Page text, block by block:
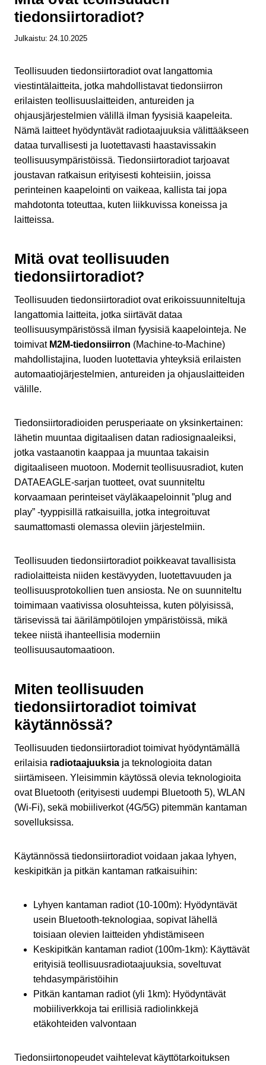
tiedonsiirtoradiot?
Julkaistu: 24.10.2025
Teollisuuden tiedonsiirtoradiot ovat langattomia
viestintälaitteita, jotka mahdollistavat tiedonsiirron
erilaisten teollisuuslaitteiden, antureiden ja
ohjausjärjestelmien välillä ilman fyysisiä kaapeleita.
Nämä laitteet hyödyntävät radiotaajuuksia välittääkseen
dataa turvallisesti ja luotettavasti haastavissakin
teollisuusympäristöissä. Tiedonsiirtoradiot tarjoavat
joustavan ratkaisun erityisesti kohteisiin, joissa
perinteinen kaapelointi on vaikeaa, kallista tai jopa
mahdotonta toteuttaa, kuten liikkuvissa koneissa ja
laitteissa.
Mitä ovat teollisuuden
tiedonsiirtoradiot?
Teollisuuden tiedonsiirtoradiot ovat erikoissuunniteltuja
langattomia laitteita, jotka siirtävät dataa
teollisuusympäristössä ilman fyysisiä kaapelointeja. Ne
toimivat M2M-tiedonsiirron (Machine-to-Machine)
mahdollistajina, luoden luotettavia yhteyksiä erilaisten
automaatiojärjestelmien, antureiden ja ohjauslaitteiden
välille.
Tiedonsiirtoradioiden perusperiaate on yksinkertainen:
lähetin muuntaa digitaalisen datan radiosignaaleiksi,
jotka vastaanotin kaappaa ja muuntaa takaisin
digitaaliseen muotoon. Modernit teollisuusradiot, kuten
DATAEAGLE-sarjan tuotteet, ovat suunniteltu
korvaamaan perinteiset väyläkaapeloinnit ”plug and
play” -tyyppisillä ratkaisuilla, jotka integroituvat
saumattomasti olemassa oleviin järjestelmiin.
Teollisuuden tiedonsiirtoradiot poikkeavat tavallisista
radiolaitteista niiden kestävyyden, luotettavuuden ja
teollisuusprotokollien tuen ansiosta. Ne on suunniteltu
toimimaan vaativissa olosuhteissa, kuten pölyisissä,
tärisevissä tai äärilämpötilojen ympäristöissä, mikä
tekee niistä ihanteellisia moderniin
teollisuusautomaatioon.
Miten teollisuuden
tiedonsiirtoradiot toimivat
käytännössä?
Teollisuuden tiedonsiirtoradiot toimivat hyödyntämällä
erilaisia radiotaajuuksia ja teknologioita datan
siirtämiseen. Yleisimmin käytössä olevia teknologioita
ovat Bluetooth (erityisesti uudempi Bluetooth 5), WLAN
(Wi-Fi), sekä mobiiliverkot (4G/5G) pitemmän kantaman
sovelluksissa.
Käytännössä tiedonsiirtoradiot voidaan jakaa lyhyen,
keskipitkän ja pitkän kantaman ratkaisuihin:
Lyhyen kantaman radiot (10-100m): Hyödyntävät
usein Bluetooth-teknologiaa, sopivat lähellä
toisiaan olevien laitteiden yhdistämiseen
Keskipitkän kantaman radiot (100m-1km): Käyttävät
erityisiä teollisuusradiotaajuuksia, soveltuvat
tehdasympäristöihin
Pitkän kantaman radiot (yli 1km): Hyödyntävät
mobiiliverkkoja tai erillisiä radiolinkkejä
etäkohteiden valvontaan
Tiedonsiirtonopeudet vaihtelevat käyttötarkoituksen